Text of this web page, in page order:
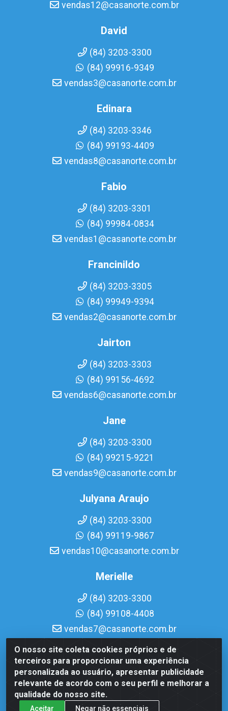
O nosso site coleta cookies próprios e de
terceiros para proporcionar uma experiência
personalizada ao usuário, apresentar publicidade
relevante de acordo com o seu perfil e melhorar a
qualidade do nosso site.
Aceitar Negar não essenciais
vendas12@casanorte.com.br
David
(84) 3203-3300
(84) 99916-9349
vendas3@casanorte.com.br
Edinara
(84) 3203-3346
(84) 99193-4409
vendas8@casanorte.com.br
Fabio
(84) 3203-3301
(84) 99984-0834
vendas1@casanorte.com.br
Francinildo
(84) 3203-3305
(84) 99949-9394
vendas2@casanorte.com.br
Jairton
(84) 3203-3303
(84) 99156-4692
vendas6@casanorte.com.br
Jane
(84) 3203-3300
(84) 99215-9221
vendas9@casanorte.com.br
Julyana Araujo
(84) 3203-3300
(84) 99119-9867
vendas10@casanorte.com.br
Merielle
(84) 3203-3300
(84) 99108-4408
vendas7@casanorte.com.br
Casa Norte LTDA - Av. Interventor Mário Câmara, 1815 -
Dix-Sept Rosado, Natal/RN - CEP 59054-600 - CNPJ
08.713.513/0001-51